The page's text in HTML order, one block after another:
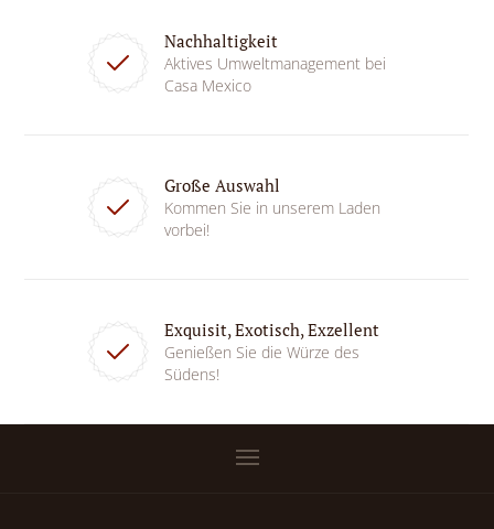
Nachhaltigkeit
Aktives Umweltmanagement bei
Casa Mexico
Große Auswahl
Kommen Sie in unserem Laden
vorbei!
Exquisit, Exotisch, Exzellent
Genießen Sie die Würze des
Südens!